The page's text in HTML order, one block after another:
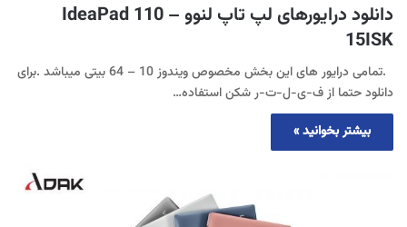
دانلود درایورهای لپ تاپ لنوو IdeaPad 110 –
15ISK
.تمامی درایور های این بخش مخصوص ویندوز 10 – 64 بیتی میباشد .برای
دانلود حتما از ف-ی-ل-ت-ر شکن استفاده…
بیشتر بخوانید »